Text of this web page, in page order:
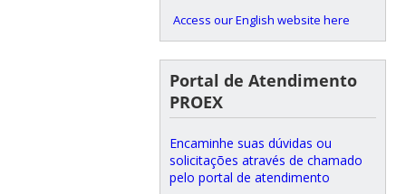
Access our English website here
Portal de Atendimento
PROEX
Encaminhe suas dúvidas ou
solicitações através de chamado
pelo portal de atendimento